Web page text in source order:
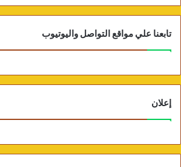
تابعنا علي مواقع التواصل واليوتيوب
إعلان